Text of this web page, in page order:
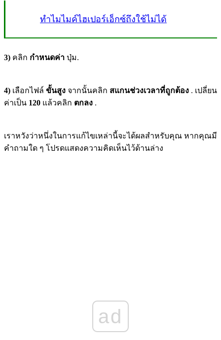
ทำไมไมค์ไฮเปอร์เอ็กซ์ถึงใช้ไม่ได้
3) คลิก กำหนดค่า ปุ่ม.
4) เลือกไฟล์ ขั้นสูง จากนั้นคลิก สแกนช่วงเวลาที่ถูกต้อง . เปลี่ยน
ค่าเป็น 120 แล้วคลิก ตกลง .
เราหวังว่าหนึ่งในการแก้ไขเหล่านี้จะได้ผลสำหรับคุณ หากคุณมี
คำถามใด ๆ โปรดแสดงความคิดเห็นไว้ด้านล่าง
ad